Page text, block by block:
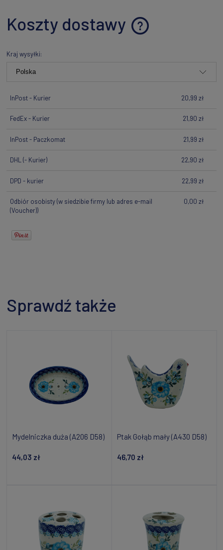
Koszty dostawy
Cena nie zawiera ewentualnych kosztów płatności
Kraj wysyłki:
InPost - Kurier 20,99 zł
FedEx - Kurier 21,90 zł
InPost - Paczkomat 21,99 zł
DHL(- Kurier) 22,90 zł
DPD - kurier 22,99 zł
Odbiór osobisty(w siedzibie firmy lub adres e-mail
(Voucher))
0,00 zł
Sprawdź także
Mydelniczka duża (A206 D58)
44,03 zł
Ptak Gołąb mały (A430 D58)
46,70 zł